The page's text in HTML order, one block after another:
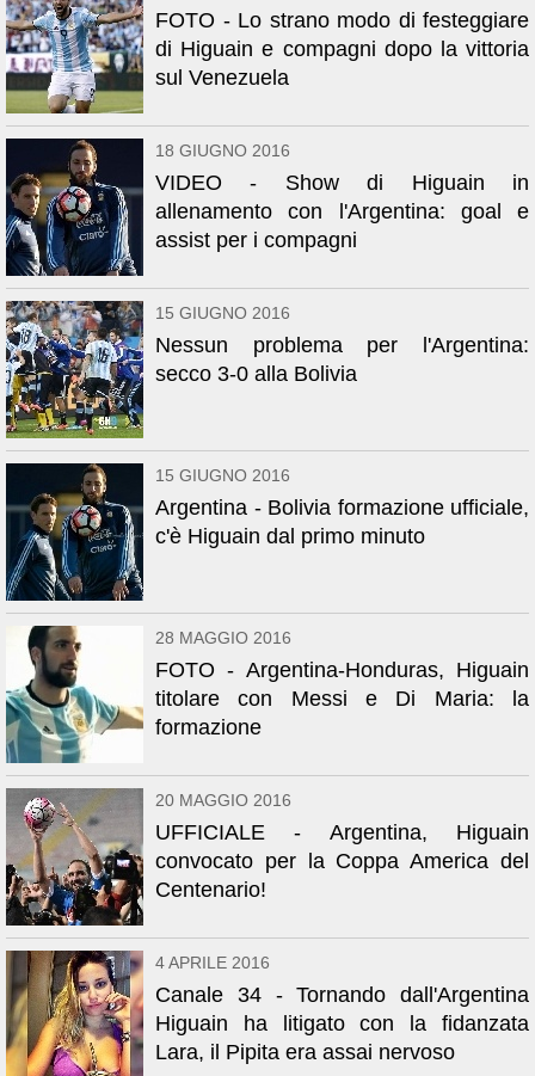
FOTO - Lo strano modo di festeggiare
di Higuain e compagni dopo la vittoria
sul Venezuela
18 GIUGNO 2016
VIDEO - Show di Higuain in
allenamento con l'Argentina: goal e
assist per i compagni
15 GIUGNO 2016
Nessun problema per l'Argentina:
secco 3-0 alla Bolivia
15 GIUGNO 2016
Argentina - Bolivia formazione ufficiale,
c'è Higuain dal primo minuto
28 MAGGIO 2016
FOTO - Argentina-Honduras, Higuain
titolare con Messi e Di Maria: la
formazione
20 MAGGIO 2016
UFFICIALE - Argentina, Higuain
convocato per la Coppa America del
Centenario!
4 APRILE 2016
Canale 34 - Tornando dall'Argentina
Higuain ha litigato con la fidanzata
Lara, il Pipita era assai nervoso